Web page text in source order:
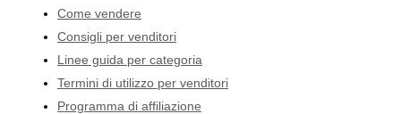
Come vendere
Consigli per venditori
Linee guida per categoria
Termini di utilizzo per venditori
Programma di affiliazione